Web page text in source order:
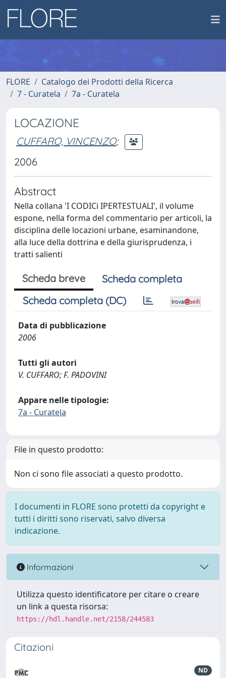
FLORE
Catalogo dei Prodotti della Ricerca
7 - Curatela
7a - Curatela
LOCAZIONE
CUFFARO, VINCENZO;
2006
Abstract
Nella collana 'I CODICi IPERTESTUALI', il volume
espone, nella forma del commentario per articoli, la
disciplina delle locazioni urbane, esaminandone,
alla luce della dottrina e della giurisprudenza, i
tratti salienti
Scheda breve
Scheda completa
Scheda completa (DC)
Data di pubblicazione
2006
Tutti gli autori
V. CUFFARO; F. PADOVINI
Appare nelle tipologie:
7a - Curatela
File in questo prodotto:
Non ci sono file associati a questo prodotto.
I documenti in FLORE sono protetti da copyright e
tutti i diritti sono riservati, salvo diversa
indicazione.
Informazioni
Utilizza questo identificatore per citare o creare
un link a questa risorsa:
https://hdl.handle.net/2158/244583
Citazioni
ND